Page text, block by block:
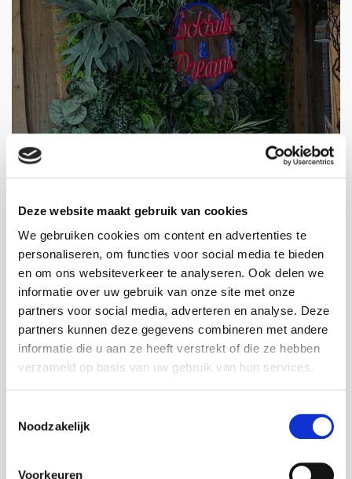
Deze website maakt gebruik van cookies
We gebruiken cookies om content en advertenties te
personaliseren, om functies voor social media te bieden
en om ons websiteverkeer te analyseren. Ook delen we
informatie over uw gebruik van onze site met onze
partners voor social media, adverteren en analyse. Deze
partners kunnen deze gegevens combineren met andere
informatie die u aan ze heeft verstrekt of die ze hebben
verzameld op basis van uw gebruik van hun services.
Noodzakelijk
Voorkeuren
GREEN WALL MET NEON-VERLICHTING
BRASSERIE DE BERK
WORKSHOPRUIMTE BXC